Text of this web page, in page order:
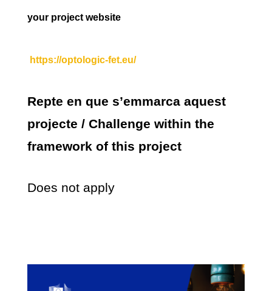
your project website
https://optologic-fet.eu/
Repte en que s’emmarca aquest
projecte / Challenge within the
framework of this project
Does not apply